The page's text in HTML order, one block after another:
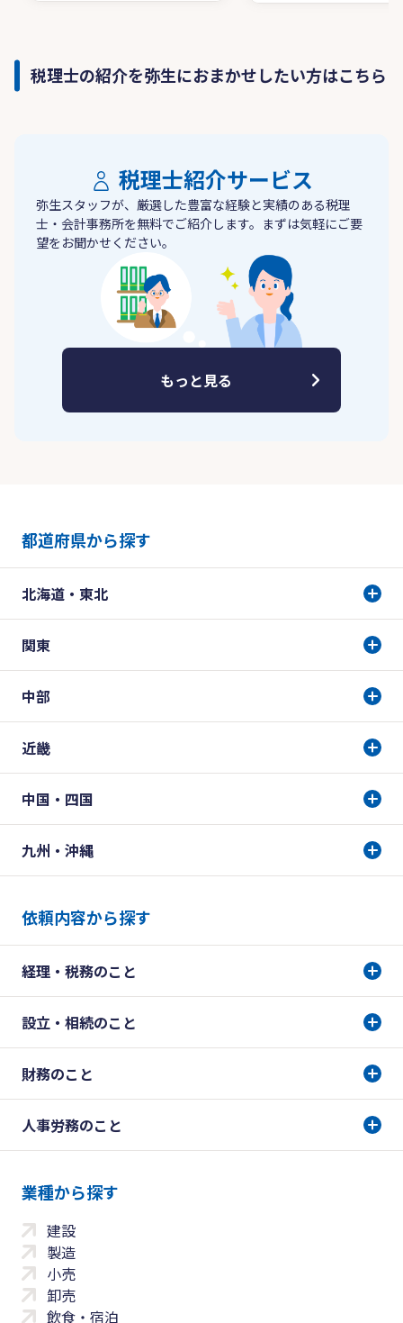
税理士の紹介を弥生におまかせしたい方はこちら
税理士紹介サービス
弥生スタッフが、厳選した豊富な経験と実績のある税理
士・会計事務所を無料でご紹介します。まずは気軽にご要
望をお聞かせください。
もっと見る
都道府県から探す
北海道・東北
関東
中部
近畿
中国・四国
九州・沖縄
依頼内容から探す
経理・税務のこと
設立・相続のこと
財務のこと
人事労務のこと
業種から探す
建設
製造
小売
卸売
飲食・宿泊